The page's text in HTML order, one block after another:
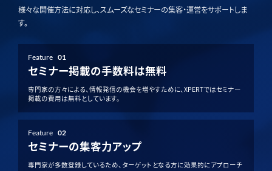
様々な開催方法に対応し、スムーズなセミナーの集客・運営をサポートしま
す。
Feature 01
セミナー掲載の手数料は無料
専門家の方々による、情報発信の機会を増やすために、XPERTではセミナー
掲載の費用は無料としています。
Feature 02
セミナーの集客力アップ
専門家が多数登録しているため、ターゲットとなる方に効果的にアプローチ